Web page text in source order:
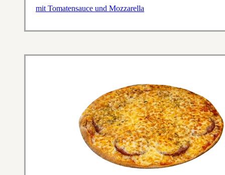
mit Tomatensauce und Mozzarella